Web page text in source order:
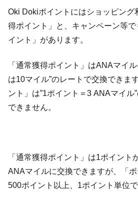
Oki Dokiポイントにはショッピング
得ポイント」と、キャンペーン等
イント」があります。
「通常獲得ポイント」はANAマイ
は10マイル”のレートで交換できま
ント」は”1ポイント＝3 ANAマイル
できません。
「通常獲得ポイント」は1ポイント
ANAマイルに交換できますが、「
500ポイント以上、1ポイント単位